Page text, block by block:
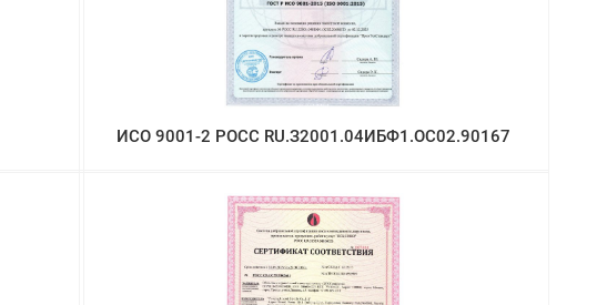
ИСО 9001-2 РОСС RU.З2001.04ИБФ1.ОС02.90167